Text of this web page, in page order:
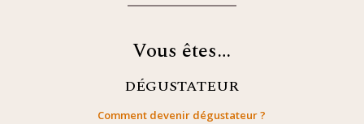
Vous êtes…
DÉGUSTATEUR
Comment devenir dégustateur ?